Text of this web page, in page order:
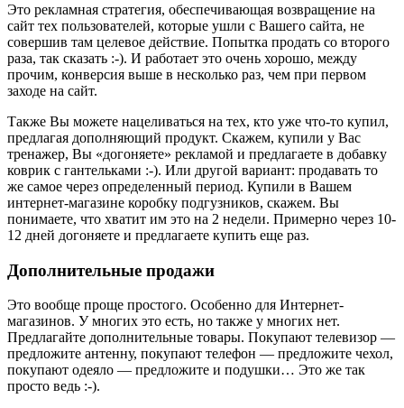
Это рекламная стратегия, обеспечивающая возвращение на
сайт тех пользователей, которые ушли с Вашего сайта, не
совершив там целевое действие. Попытка продать со второго
раза, так сказать :-). И работает это очень хорошо, между
прочим, конверсия выше в несколько раз, чем при первом
заходе на сайт.
Также Вы можете нацеливаться на тех, кто уже что-то купил,
предлагая дополняющий продукт. Скажем, купили у Вас
тренажер, Вы «догоняете» рекламой и предлагаете в добавку
коврик с гантельками :-). Или другой вариант: продавать то
же самое через определенный период. Купили в Вашем
интернет-магазине коробку подгузников, скажем. Вы
понимаете, что хватит им это на 2 недели. Примерно через 10-
12 дней догоняете и предлагаете купить еще раз.
Дополнительные продажи
Это вообще проще простого. Особенно для Интернет-
магазинов. У многих это есть, но также у многих нет.
Предлагайте дополнительные товары. Покупают телевизор —
предложите антенну, покупают телефон — предложите чехол,
покупают одеяло — предложите и подушки… Это же так
просто ведь :-).